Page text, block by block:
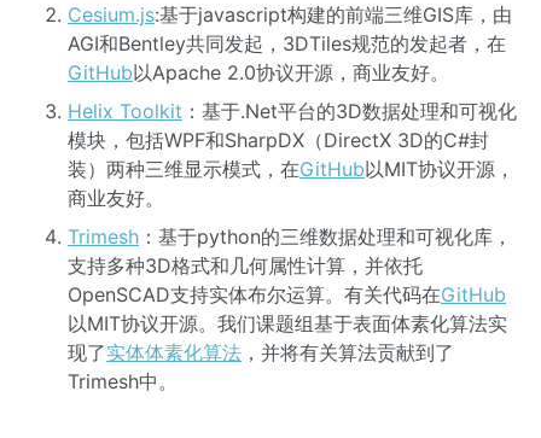
Cesium.js:基于javascript构建的前端三维GIS库，由
AGI和Bentley共同发起，3DTiles规范的发起者，在
GitHub以Apache 2.0协议开源，商业友好。
Helix Toolkit ：基于.Net平台的3D数据处理和可视化
模块，包括WPF和SharpDX（DirectX 3D的C#封
装）两种三维显示模式，在GitHub以MIT协议开源，
商业友好。
Trimesh ：基于python的三维数据处理和可视化库，
支持多种3D格式和几何属性计算，并依托
OpenSCAD支持实体布尔运算。有关代码在GitHub
以MIT协议开源。我们课题组基于表面体素化算法实
现了实体体素化算法 ，并将有关算法贡献到了
Trimesh中。